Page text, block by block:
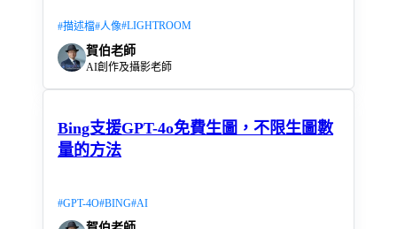
#描述檔#人像#LIGHTROOM
賀伯老師
AI創作及攝影老師
Bing支援GPT-4o免費生圖，不限生圖數
量的方法
#GPT-4O#BING#AI